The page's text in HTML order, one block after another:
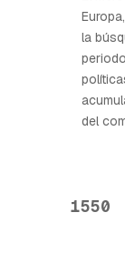
la
del
1550